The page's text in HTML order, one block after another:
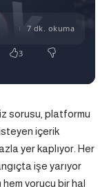
3
7 dk. okuma
sorusu, platformu
içerik
yer kaplıyor. Her
işe yarıyor
yorucu bir hal